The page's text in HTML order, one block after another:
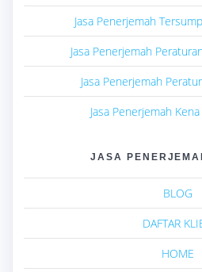
Jasa Penerjemah
Jasa Penerjemah
Jasa Penerjemah
Jasa Penerjemah
JASA
BLOG
DAFTAR
HOME